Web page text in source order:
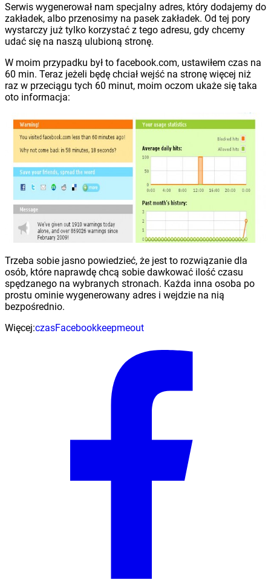
Serwis wygenerował nam specjalny adres, który dodajemy do
zakładek, albo przenosimy na pasek zakładek. Od tej pory
wystarczy już tylko korzystać z tego adresu, gdy chcemy
udać się na naszą ulubioną stronę.
W moim przypadku był to facebook.com, ustawiłem czas na
60 min. Teraz jeżeli będę chciał wejść na stronę więcej niż
raz w przeciągu tych 60 minut, moim oczom ukaże się taka
oto informacja:
Trzeba sobie jasno powiedzieć, że jest to rozwiązanie dla
osób, które naprawdę chcą sobie dawkować ilość czasu
spędzanego na wybranych stronach. Każda inna osoba po
prostu ominie wygenerowany adres i wejdzie na nią
bezpośrednio.
Więcej:czasFacebookkeepmeout